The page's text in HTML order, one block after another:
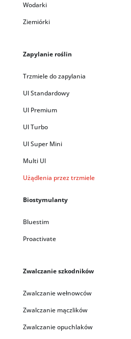
Wodarki
Ziemiórki
Zapylanie roślin
Trzmiele do zapylania
Ul Standardowy
Ul Premium
Ul Turbo
Ul Super Mini
Multi Ul
Użądlenia przez trzmiele
Biostymulanty
Bluestim
Proactivate
Zwalczanie szkodników
Zwalczanie wełnowców
Zwalczanie mączlików
Zwalczanie opuchlaków